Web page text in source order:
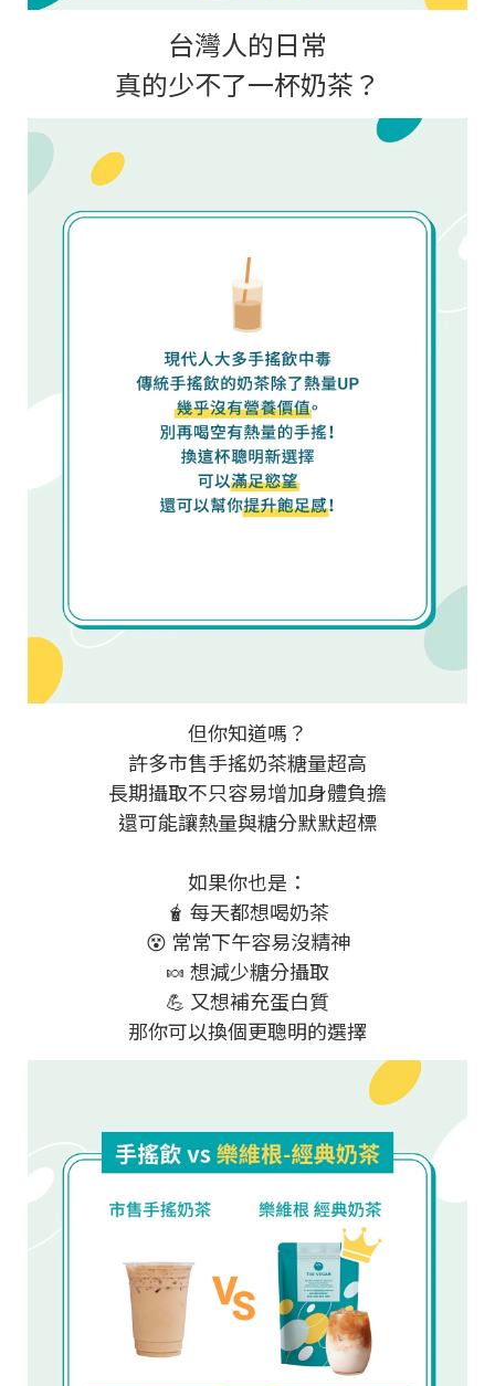
台灣人的日常
真的少不了一杯奶茶？
但你知道嗎？
許多市售手搖奶茶糖量超高
長期攝取不只容易增加身體負擔
還可能讓熱量與糖分默默超標
如果你也是：
🧋 每天都想喝奶茶
😵 常常下午容易沒精神
🍬 想減少糖分攝取
💪 又想補充蛋白質
那你可以換個更聰明的選擇